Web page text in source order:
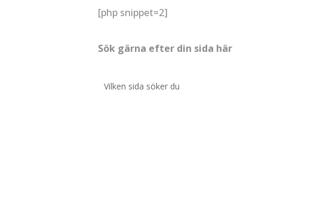
[php snippet=2]
Sök gärna efter din sida här